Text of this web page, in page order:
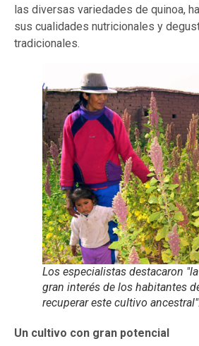
las diversas variedades de quinoa,
sus cualidades nutricionales y
tradicionales.
Los especialistas destacaron
gran interés de los habitantes
recuperar este cultivo ancestral".
Un cultivo con gran potencial